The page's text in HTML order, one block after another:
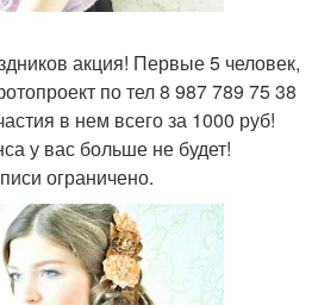
акция! Первые 5 человек,
по тел 8 987 789 75 38
в нем всего за 1000 руб!
у вас больше не будет!
ограничено.